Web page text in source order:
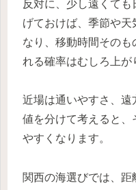
反対に、少し遠くて
げておけば、季節や天
なり、移動時間その
れる確率はむしろ上が
近場は通いやすさ、遠
値を分けて考えると、
やすくなります。
関西の海選びでは、